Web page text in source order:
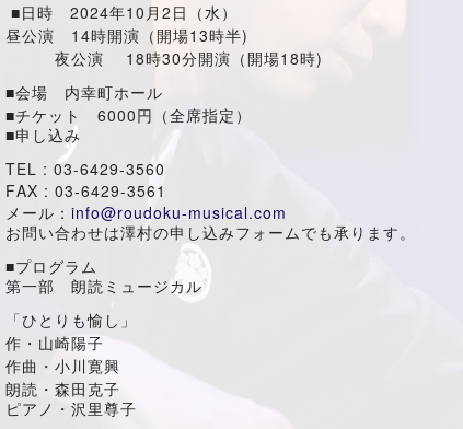
■ 日時 2024年10 月 2 日（水）
昼公演 14時開演（開場13 時半)
夜公演 18 時30分開演（開場18 時)
■会場 内幸町ホール
■チケット 6000 円（全席指定）
■申し込み
TEL : 03-6429-3560
FAX : 03-6429-3561
メール： info@roudoku-musical.com
お問い合わせは澤村の申し込みフォームでも承ります。
■プログラム
第一部 朗読ミュージカル
「ひとりも愉し」
作・山崎陽子
作曲・小川寛興
朗読・森田克子
ピアノ・沢里尊子